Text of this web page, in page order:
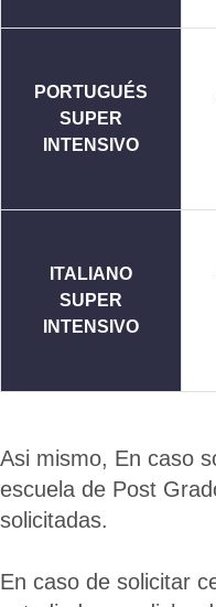
PORTUGUÉS
SUPER
INTENSIVO
ITALIANO
SUPER
INTENSIVO
Asi mismo, En caso
escuela de Post
solicitadas.
En caso de solicitar